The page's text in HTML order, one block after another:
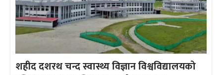
शहीद दशरथ चन्द स्वास्थ्य विज्ञान विश्वविद्यालयको